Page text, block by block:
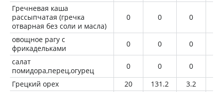
Гречневая каша
рассыпчатая (гречка
отварная без соли и масла)
0 0 0
овощное рагу с
фрикадельками
0 0 0
салат
помидора,перец,огурец
0 0 0
Грецкий орех
20 131.2 3.2